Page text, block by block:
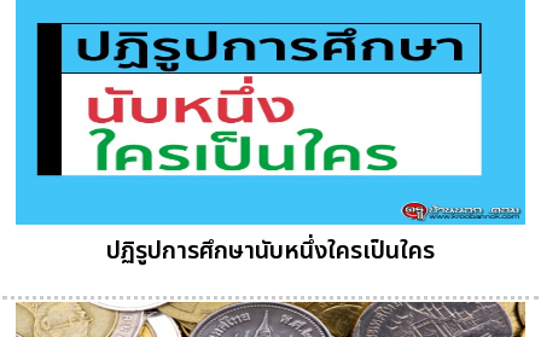
ปฏิรูปการศึกษานับหนึ่งใครเป็นใคร